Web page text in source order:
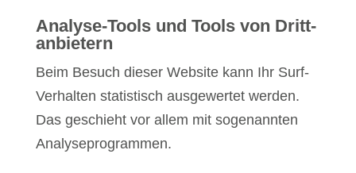
Analyse-Tools und Tools von Dritt­
anbietern
Beim Besuch dieser Website kann Ihr Surf-
Verhalten statistisch ausgewertet werden.
Das geschieht vor allem mit sogenannten
Analyseprogrammen.